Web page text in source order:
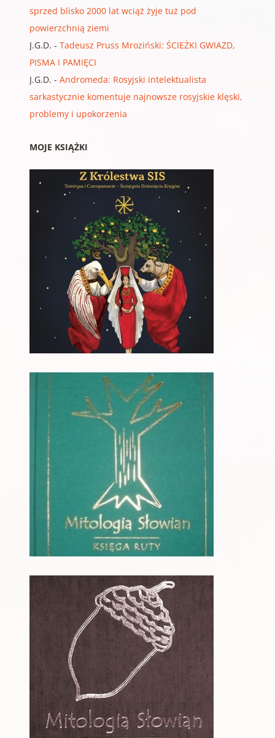
sprzed blisko 2000 lat wciąż żyje tuż pod
powierzchnią ziemi
J.G.D. - Tadeusz Pruss Mroziński: ŚCIEŻKI GWIAZD,
PISMA I PAMIĘCI
J.G.D. - Andromeda: Rosyjski intelektualista
sarkastycznie komentuje najnowsze rosyjskie klęski,
problemy i upokorzenia
MOJE KSIĄŻKI